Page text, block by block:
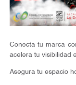
Conecta tu marca
acelera tu visibilidad
Asegura tu espacio